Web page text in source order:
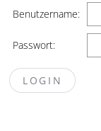
Benutzername:
Passwort: